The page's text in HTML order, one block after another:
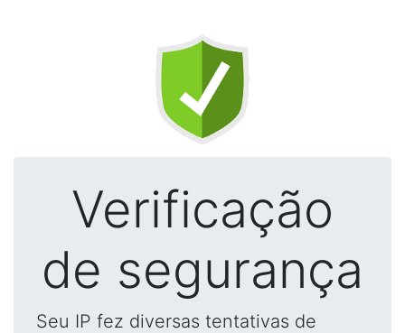
Verificação
de segurança
Seu IP fez diversas tentativas de